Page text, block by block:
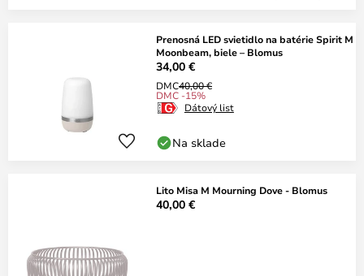
Prenosná LED svietidlo na batérie Spirit M
Moonbeam, biele – Blomus
34,00 €
DMC40,00 €
DMC -15%
Dátový list
Na sklade
Lito Misa M Mourning Dove - Blomus
40,00 €